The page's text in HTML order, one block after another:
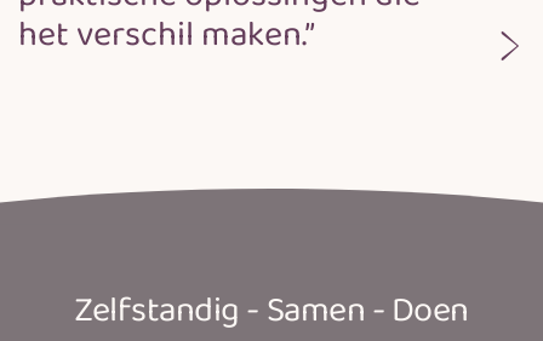
het verschil maken.”
Zelfstandig - Samen - Doen